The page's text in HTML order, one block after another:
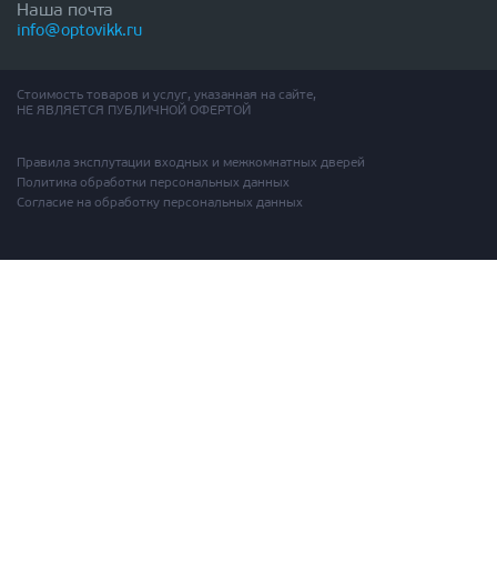
Наша почта
info@optovikk.ru
Стоимость товаров и услуг, указанная на сайте,
НЕ ЯВЛЯЕТСЯ ПУБЛИЧНОЙ ОФЕРТОЙ
Правила эксплутации входных и межкомнатных дверей
Политика обработки персональных данных
Согласие на обработку персональных данных